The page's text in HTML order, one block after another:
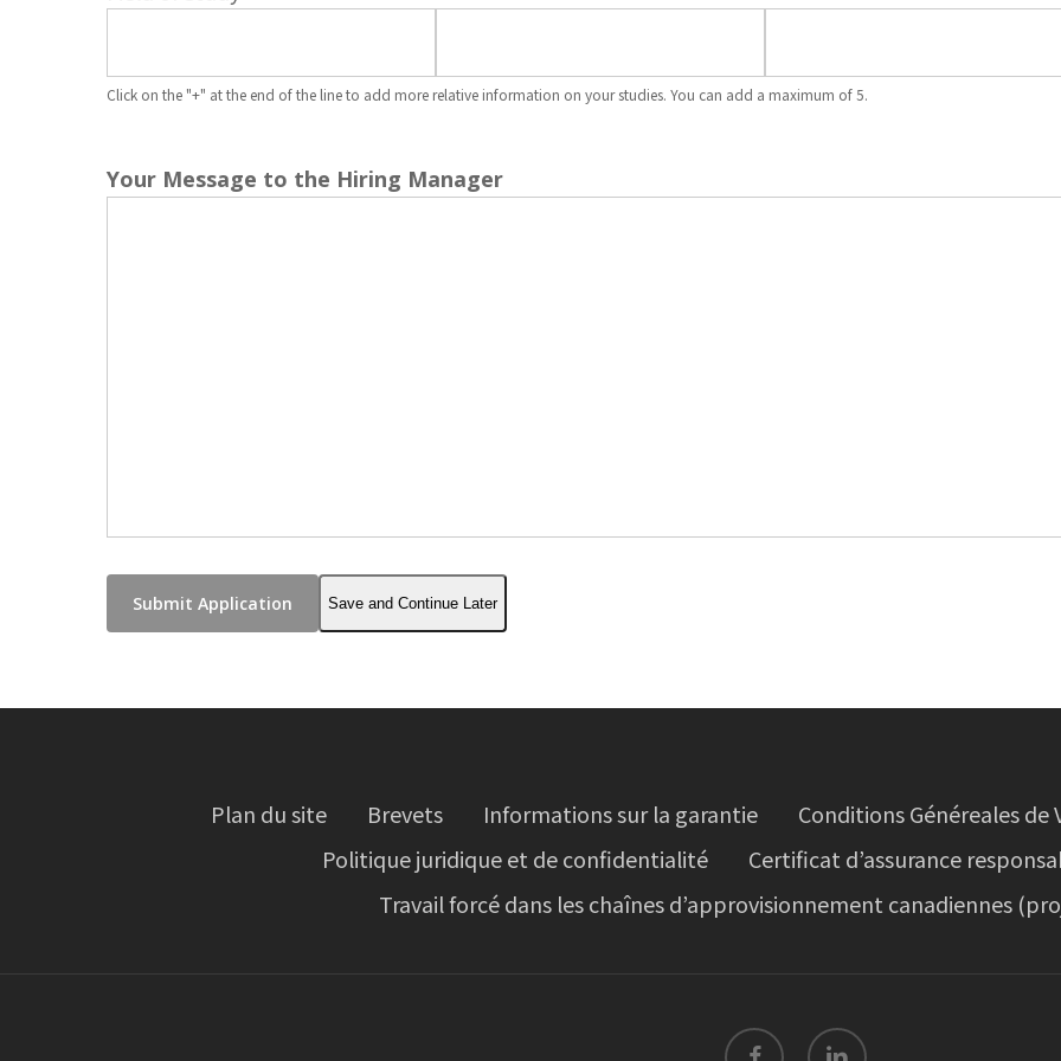
Click on the "+" at the end of the line to add more relative information on your studies. You can add a maximum of 5.
Your Message to the Hiring Manager
Save and Continue Later
Plan du site Brevets Informations sur la garantie Conditions Généreales de
Politique juridique et de confidentialité
Certificat d’assurance
Travail forcé dans les chaînes d’approvisionnement canadiennes
facebook linkedin